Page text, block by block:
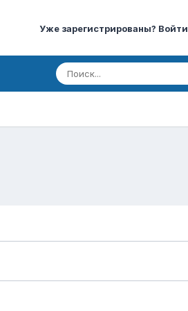
Уже зарегистрированы? Войти